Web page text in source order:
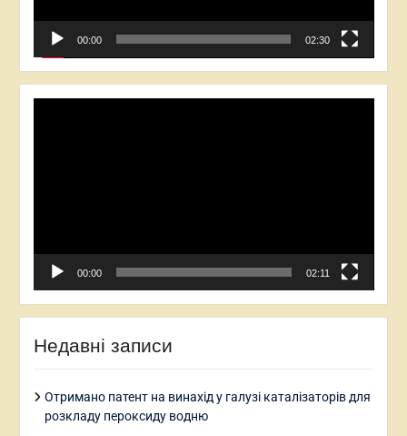
00:00 02:30
00:00 02:11
Недавні записи
Отримано патент на винахід у галузі каталізаторів для
розкладу пероксиду водню